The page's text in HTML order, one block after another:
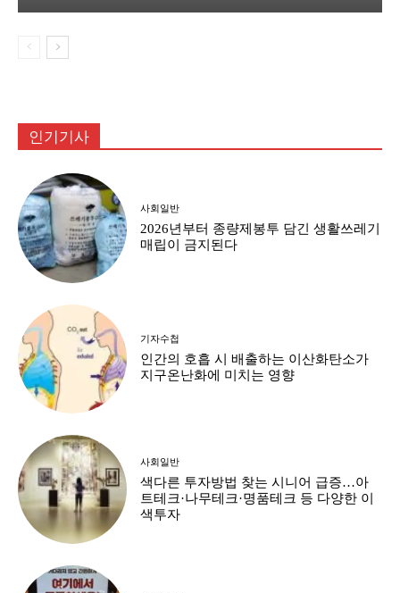
인기기사
사회일반
2026년부터 종량제봉투 담긴 생활쓰레기
매립이 금지된다
기자수첩
인간의 호흡 시 배출하는 이산화탄소가
지구온난화에 미치는 영향
사회일반
색다른 투자방법 찾는 시니어 급증…아
트테크·나무테크·명품테크 등 다양한 이
색투자